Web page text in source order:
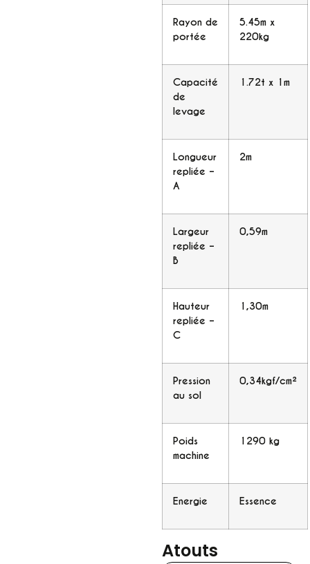
Rayon de
portée
5.45m x
220kg
Capacité
de
levage
1.72t x 1m
Longueur
repliée –
A
2m
Largeur
repliée –
B
0,59m
Hauteur
repliée –
C
1,30m
Pression
au sol
0,34kgf/cm²
Poids
machine
1290 kg
Energie Essence
Atouts